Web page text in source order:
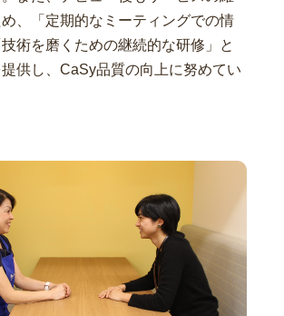
、「定期的なミーティングでの情
術を磨くための継続的な研修」と
供し、CaSy品質の向上に努めてい